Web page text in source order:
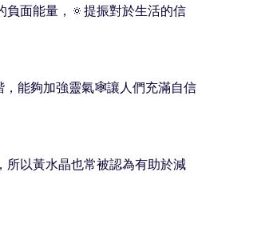
負面能量，🔅提振對於生活的信
，能夠加強靈氣🕸讓人們充滿自信
所以黃水晶也常被認為有助於減